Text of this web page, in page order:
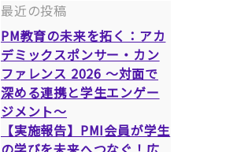
最近の投稿
PM教育の未来を拓く：アカ
デミックスポンサー・カン
ファレンス 2026 ～対面で
深める連携と学生エンゲー
ジメント～
【実施報告】PMI会員が学生